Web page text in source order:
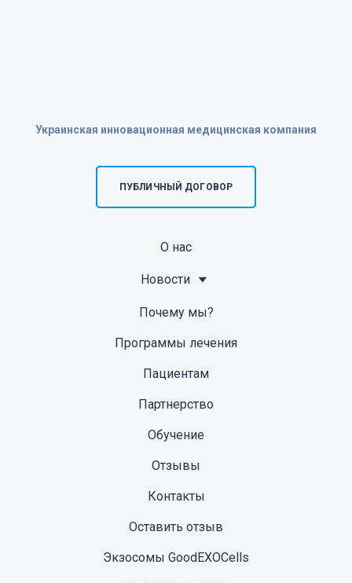
Украинская инновационная медицинская компания
ПУБЛИЧНЫЙ ДОГОВОР
О нас
Новости
Почему мы?
Программы лечения
Пациентам
Партнерство
Обучение
Отзывы
Контакты
Оставить отзыв
Экзосомы GoodEXOCells